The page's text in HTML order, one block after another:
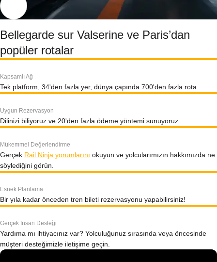
Bellegarde sur Valserine ve Paris’dan
popüler rotalar
Kapsamlı Ağ
Tek platform, 34'den fazla yer, dünya çapında 700'den fazla rota.
Uygun Rezervasyon
Dilinizi biliyoruz ve 20'den fazla ödeme yöntemi sunuyoruz.
Mükemmel Değerlendirme
Gerçek Rail Ninja yorumlarını okuyun ve yolcularımızın hakkımızda ne
söylediğini görün.
Esnek Planlama
Bir yıla kadar önceden tren bileti rezervasyonu yapabilirsiniz!
Gerçek İnsan Desteği
Yardıma mı ihtiyacınız var? Yolculuğunuz sırasında veya öncesinde
müşteri desteğimizle iletişime geçin.